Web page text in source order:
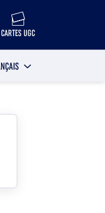
CARTES UGC